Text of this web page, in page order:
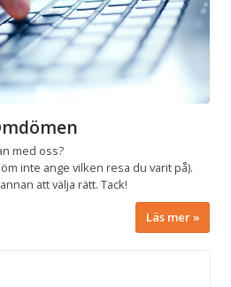
med oss?
inte ange vilken resa du varit på).
att välja rätt. Tack!
Läs mer